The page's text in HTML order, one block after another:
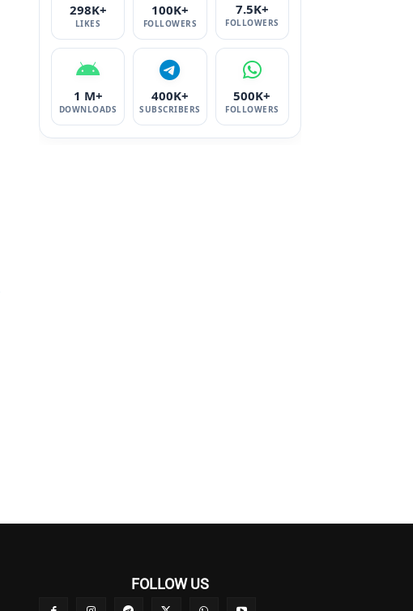
298K+
LIKES
100K+
FOLLOWERS
7.5K+
FOLLOWERS
1 M+
DOWNLOADS
400K+
SUBSCRIBERS
500K+
FOLLOWERS
FOLLOW US